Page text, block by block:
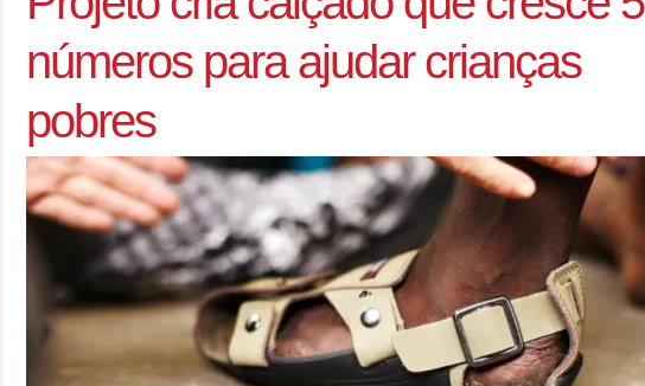
números para ajudar crianças
pobres